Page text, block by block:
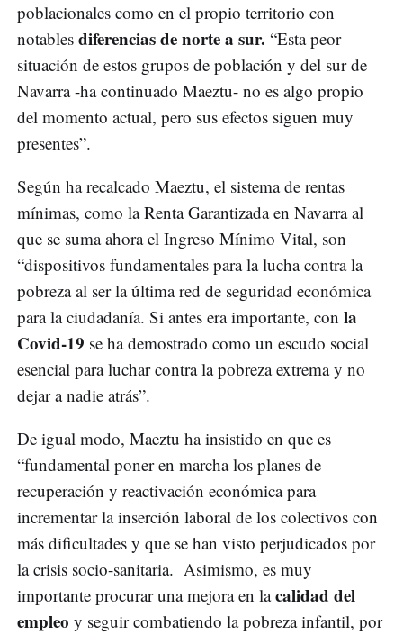
poblacionales como en el propio territorio con
notables diferencias de norte a sur. “Esta peor
situación de estos grupos de población y del sur de
Navarra -ha continuado Maeztu- no es algo propio
del momento actual, pero sus efectos siguen muy
presentes”.
Según ha recalcado Maeztu, el sistema de rentas
mínimas, como la Renta Garantizada en Navarra al
que se suma ahora el Ingreso Mínimo Vital, son
“dispositivos fundamentales para la lucha contra la
pobreza al ser la última red de seguridad económica
para la ciudadanía. Si antes era importante, con la
Covid-19 se ha demostrado como un escudo social
esencial para luchar contra la pobreza extrema y no
dejar a nadie atrás”.
De igual modo, Maeztu ha insistido en que es
“fundamental poner en marcha los planes de
recuperación y reactivación económica para
incrementar la inserción laboral de los colectivos con
más dificultades y que se han visto perjudicados por
la crisis socio-sanitaria. Asimismo, es muy
importante procurar una mejora en lacalidad del
empleo y seguir combatiendo la pobreza infantil, por